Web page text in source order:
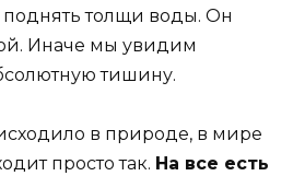
толщи воды. Он
Иначе мы увидим
тишину.
в природе, в мире
просто так. На все есть